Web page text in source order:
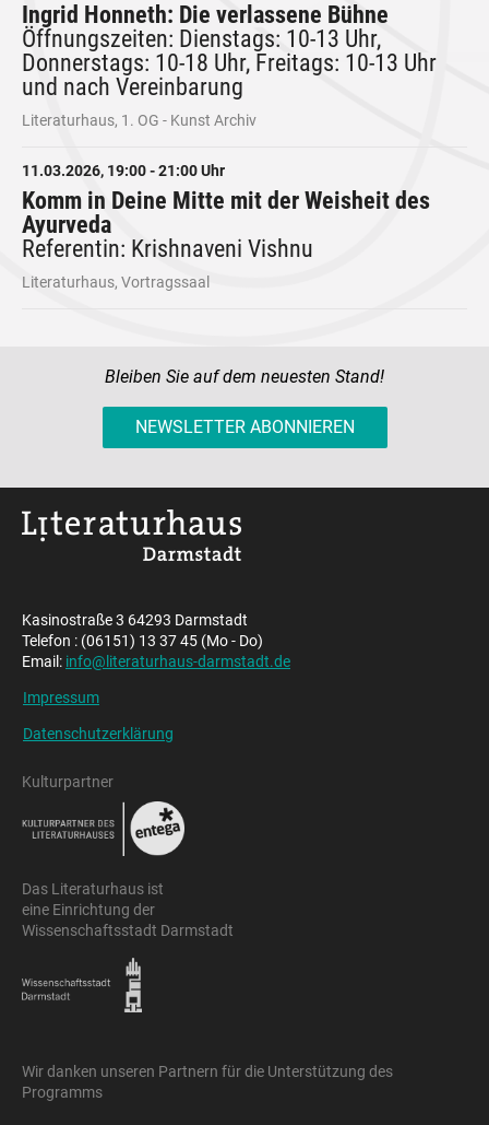
Ingrid Honneth: Die verlassene Bühne
Öffnungszeiten: Dienstags: 10-13 Uhr,
Donnerstags: 10-18 Uhr, Freitags: 10-13 Uhr
und nach Vereinbarung
Literaturhaus, 1. OG - Kunst Archiv
11.03.2026, 19:00 - 21:00 Uhr
Komm in Deine Mitte mit der Weisheit des
Ayurveda
Referentin: Krishnaveni Vishnu
Literaturhaus, Vortragssaal
Bleiben Sie auf dem neuesten Stand!
NEWSLETTER ABONNIEREN
Kasinostraße 3 64293 Darmstadt
Telefon : (06151) 13 37 45 (Mo - Do)
Email: info@literaturhaus-darmstadt.de
Impressum
Datenschutzerklärung
Kulturpartner
Das Literaturhaus ist
eine Einrichtung der
Wissenschaftsstadt Darmstadt
Wir danken unseren Partnern für die Unterstützung des
Programms